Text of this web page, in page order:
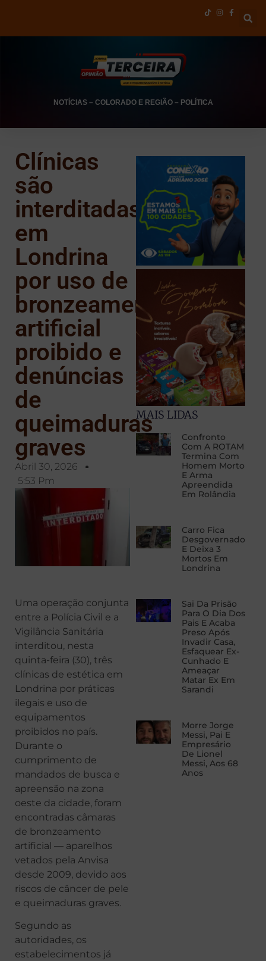
NOTÍCIAS– COLORADO E REGIÃO– POLÍTICA
Clínicas
são
interditadas
em
Londrina
por uso de
bronzeamento
artificial
proibido e
denúncias
de
queimaduras
graves
Abril 30, 2026
5:53 Pm
Uma operação conjunta
entre a Polícia Civil e a
Vigilância Sanitária
interditou, nesta
quinta-feira (30), três
clínicas de estética em
Londrina por práticas
ilegais e uso de
equipamentos
proibidos no país.
Durante o
cumprimento de
mandados de busca e
apreensão na zona
oeste da cidade, foram
encontradas câmaras
de bronzeamento
artificial — aparelhos
vetados pela Anvisa
desde 2009, devido aos
riscos de câncer de pele
e queimaduras graves.
Segundo as
autoridades, os
estabelecimentos já
MAIS LIDAS
Confronto
Com A ROTAM
Termina Com
Homem Morto
E Arma
Apreendida
Em Rolândia
Carro Fica
Desgovernado
E Deixa 3
Mortos Em
Londrina
Sai Da Prisão
Para O Dia Dos
Pais E Acaba
Preso Após
Invadir Casa,
Esfaquear Ex-
Cunhado E
Ameaçar
Matar Ex Em
Sarandi
Morre Jorge
Messi, Pai E
Empresário
De Lionel
Messi, Aos 68
Anos